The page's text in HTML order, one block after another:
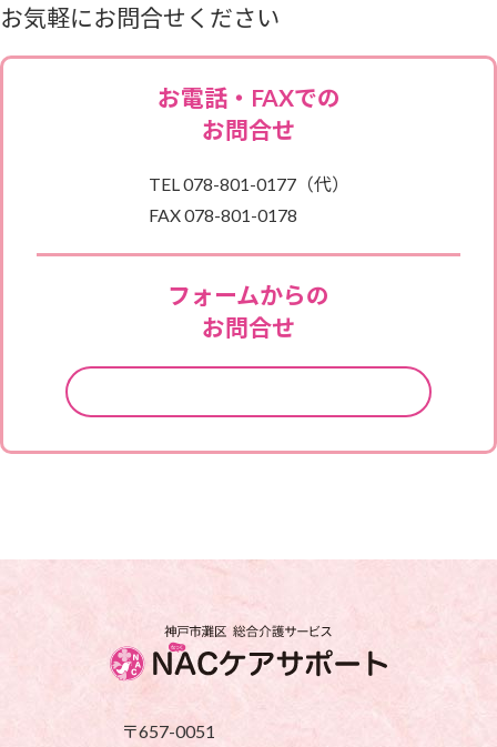
お気軽にお問合せください
お電話・FAXでの
お問合せ
TEL078-801-0177（代）
FAX078-801-0178
フォームからの
お問合せ
〒657-0051